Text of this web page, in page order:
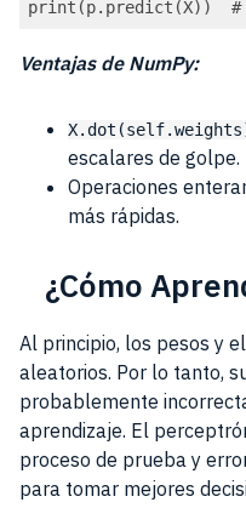
print(p.predict(X))  #
Ventajas de NumPy:
escalares de golpe.
Operaciones
más rápidas.
¿Cómo
Al principio, los pesos y
aleatorios. Por lo tanto,
probablemente
aprendizaje. El
proceso de prueba y
para tomar mejores